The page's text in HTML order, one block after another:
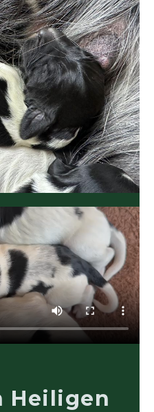
Heiligen